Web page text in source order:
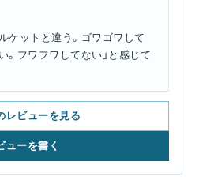
ケットと違う。ゴワゴワして
。フワフワしてない」と感じて
の虜になり、何度もリピートし
、スリスリしても肌を傷つけな
きな人はHACCONがいいと思
はっきりとした存在感(肌触り)
レビューを見る
ューを書く